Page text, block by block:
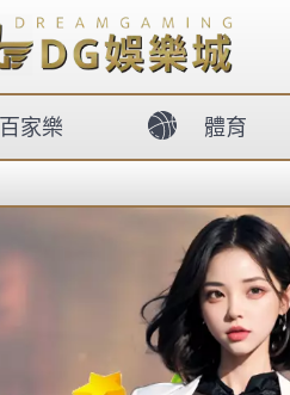
3a娛樂城真人德州
德州普客線上,視
普克-線上德州撲
極速出金。不論您是新手還是德州撲克王
現金版都能滿足您的競技需求。立即註冊
惠，與全球高手線上對決，體驗最真實的
SA沙龍娛樂城
SA36